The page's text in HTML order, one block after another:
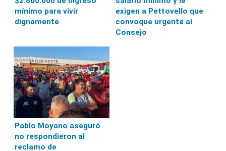
mínimo para vivir
dignamente
exigen a Pettovello que
convoque urgente al
Consejo
Pablo Moyano aseguró
no respondieron al
reclamo de